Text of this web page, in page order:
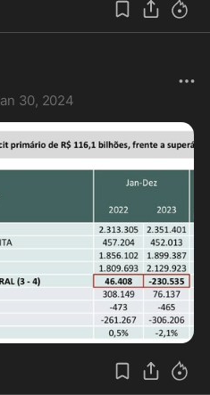
30, 2024